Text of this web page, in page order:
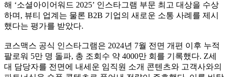
해 ‘소셜아이어워드 2025’ 인스타그램 부문 최고 대상을 수상
하며, 뷰티 업계는 물론 B2B 기업의 새로운 소통 사례를 제시
했다는 평가를 받았다.
코스맥스 공식 인스타그램은 2024년 7월 전면 개편 이후 누적
팔로워 5만 명 돌파, 총 조회수 약 4000만 회를 기록했다. Z세
대 담당자를 전면에 내세운 임직원 소개 콘텐츠와 고객사와의